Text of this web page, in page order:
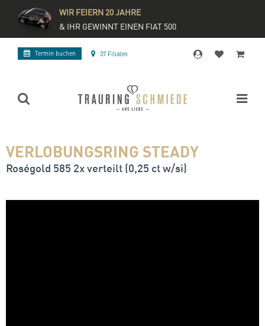
WIR FEIERN 20 JAHRE
& IHR GEWINNT EINEN FIAT 500
Termin buchen 37 Filialen
VERLOBUNGSRING STEADY
Roségold 585 2x verteilt (0,25 ct w/si)